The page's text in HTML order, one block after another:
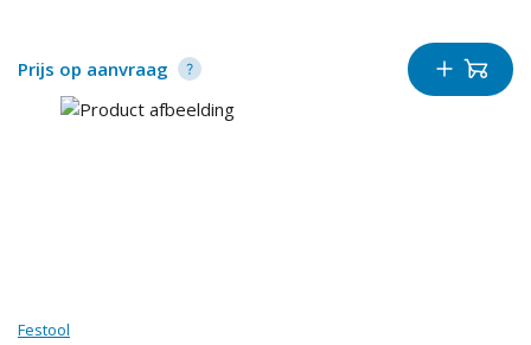
Prijs op aanvraag
Festool